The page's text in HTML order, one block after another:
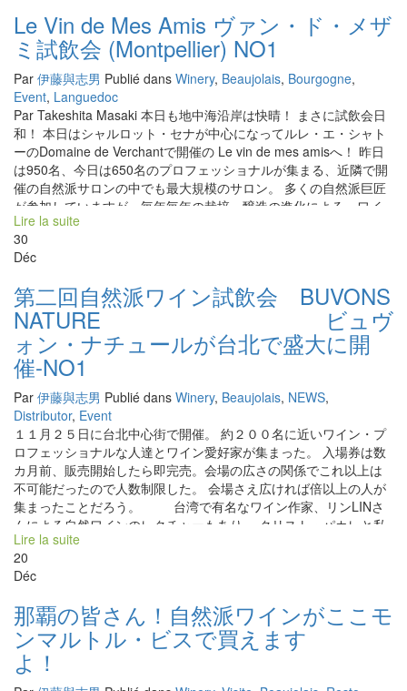
恐れがあったが、今年は風が強く、ぶどうの湿気を 飛ばしてくれ
て、ぶどうは健全に育っている。 2018年収穫は、ヌーヴォーで8
月末、ヴィラージュで9月上旬くらいとのこと。 3週間前に瓶詰め
したばかりの2017年キュヴェを試飲したが、2017年はサンタムー
ルと コート・ド・ブルイィ以外の区画は雹害にあった。 最終的に
2015年のような熟度のぶどうが収穫できたが、まさに選果のヴィ
ンテージ。 また雹害にあった区画は例年よりマセラシオン期間を
短くしている。 また熟度が高くアルコール感とのバランスを取る
為、ガスを残したまま瓶詰めしている。 ボジョレー・ヴィラージ
ュはグァバのような果実味と酸。グイグイ行ける。 サンタムール
はパッションフルーツのような心地よい酸がありエレガント。 シ
ルーブルはしっかりとしたミネラル感。 コート・ド・ブルイィは
金柑のような酸が気品を感じさせる。 ムーラン・ナ・ヴァンはし
っかりとした骨格のまさにグラン・ヴァン。 ボジョレーの多様な
な(^^)。
Le Vin de Mes Amis ヴァン・ド・メザ
ミ試飲会 (Montpellier) NO1
Par 伊藤與志男 Publié dans Winery, Beaujolais, Bourgogne,
Event, Languedoc
Par Takeshita Masaki 本日も地中海沿岸は快晴！ まさに試飲会日
和！ 本日はシャルロット・セナが中心になってルレ・エ・シャト
ーのDomaine de Verchantで開催の Le vin de mes amisへ！ 昨日
は950名、今日は650名のプロフェッショナルが集まる、近隣で開
催の自然派サロンの中でも最大規模のサロン。 多くの自然派巨匠
が参加していますが、毎年毎年の栽培、醸造の進化による、ワイ
ンの味わいの進化に驚かされる。 ぶどうの樹齢と共に、気候の変
化と共に、世の中の流れと共に、いろいろな状況に対応しなが
ら、更に高品質なワインを造りだしている。 ワイン造りに答えは
ものだ。 そして結果はついてくる。 ル・ヴァン・ド・メザミの生
産者達、その1 ● オリヴィエ・コーエンは今回もお父さんと共
に、楽しそうにワインの説明をしている。 いろいろな生産者から
アイデアをもらい、自由な発想でワイン造りを行うオリヴィエ。
彼の底抜けの明るさがワインに出ている。 ● ガランスの白も赤
も、南仏を思わせない、綺麗な透明感溢れる酸のキリッと効いた
ワイン。 石灰岩からくるミネラル感、塩気が旨味を出している。
● マチュー・ラピエール、今年は2回の雹害があったが、
それをものともせず、 2017年！素晴らしい出来！ すでに出来上が
ったレザン・ゴロワはまさにグレナデンシロップ。うま〜い。 モ
ルゴンは、まさにイチゴジャム。 ● 昨年のヌーヴォー解
禁時に来日のクリストフ・パカレはまさにテロワール職人。 クリ
ュの違いを明確に表現。 2017年のボジョレー・ブランはエキゾテ
ィックな熟度。ジュリエナはジューシーで既に素晴らしい状態。
● フロントンのいつも陽気なシャトー・プレザンスのマ
ルク・ペナベールのスタンドには、いつも凄い人だかり。 ソーヴ
レットをメインにした赤のキュヴェも、昔のようなタンニンギシ
ギシの造りでは無く、エレガント！ 今や27歳になった長男の名前
のキュヴェ、ティボーは絶品。 ● リオネル・ゴビーの
造るワインは父親ジェラールの造るテロワール感の強い、天て地
でいうと地の強いワインから天の力の強いワインに進化してい
Lire la suite
30
Déc
第二回自然派ワイン試飲会 BUVONS
NATURE ビュヴ
ォン・ナチュールが台北で盛大に開
催-NO1
Par 伊藤與志男 Publié dans Winery, Beaujolais, NEWS,
Distributor, Event
１１月２５日に台北中心街で開催。 約２００名に近いワイン・プ
ロフェッショナルな人達とワイン愛好家が集まった。 入場券は数
カ月前、販売開始したら即完売。会場の広さの関係でこれ以上は
不可能だったので人数制限した。 会場さえ広ければ倍以上の人が
集まったことだろう。 台湾で有名なワイン作家、リンLINさ
んによる自然ワインのレクチャーもあり。 クリスト・パカレと私
もフランス事情、自然派ワインについて語らせて頂いた。
第一回目の昨年とは、ガラリと違う雰囲気。ホワッとし
た暖かい空気が流れていた。 自然派ワインを愛する人達が着実に
然派ワイン”で何だろう？疑心暗鬼って感じだった。 今年は、本当
に楽しんでいる愛好家、プロの人達も楽しみながら試飲する人達
が多かった。 自然ワインの美味しさに気がついてしまった人達、
そう、もう後戻りできない人達が着実に増えている。
Lire la suite
20
Déc
那覇の皆さん！自然派ワインがここモ
ンマルトル・ビスで買えます
よ！